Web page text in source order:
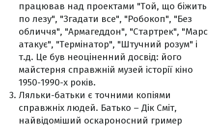
працював над проектами "Той, що біжить
по лезу", "Згадати все", "Робокоп", "Без
обличчя", "Армагеддон", "Стартрек", "Марс
атакує", "Термінатор", "Штучний розум" і
т.д. Це був неоціненний досвід: його
майстерня справжній музей історії кіно
1950-1990-х років.
Ляльки-батьки є точними копіями
справжніх людей. Батько – Дік Сміт,
найвідоміший оскароносний гример